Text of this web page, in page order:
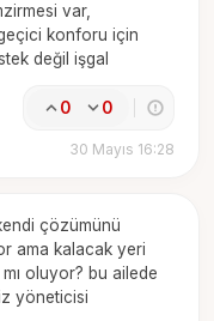
var,
konforu için
değil işgal
0 0
30 Mayıs 16:28
çözümünü
ama kalacak yeri
oluyor? bu ailede
yöneticisi